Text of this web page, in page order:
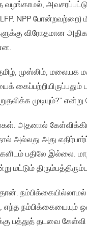
வழங்காமல்,
NPP
விரோதமான
முஸ்லிம், மலையக
கைப்பற்றியிருப்பதும்
முடியும்?” என்று
அதனால்
அல்லது அது
பதிலே இல்லை.
எந்த நம்பிக்கையையும்
பத்துத் தடவை கேள்வி